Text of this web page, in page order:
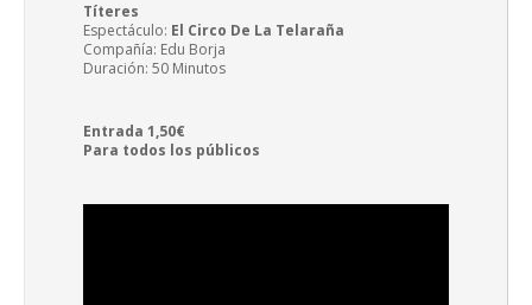
Títeres
Espectáculo: El Circo De La Telaraña
Compañía: Edu Borja
Duración: 50 Minutos
Entrada 1,50€
Para todos los públicos